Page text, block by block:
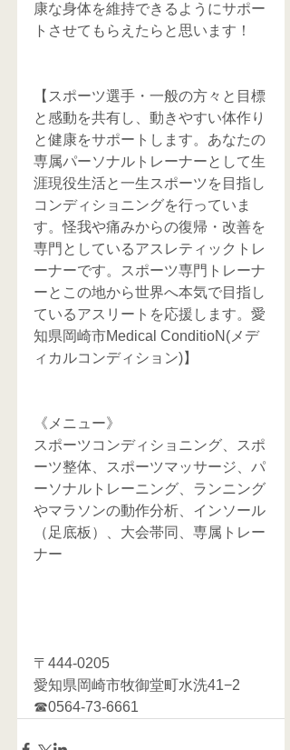
康な身体を維持できるようにサポー
トさせてもらえたらと思います！
【スポーツ選手・一般の方々と目標
と感動を共有し、動きやすい体作り
と健康をサポートします。あなたの
専属パーソナルトレーナーとして生
涯現役生活と一生スポーツを目指し
コンディショニングを行っていま
す。怪我や痛みからの復帰・改善を
専門としているアスレティックトレ
ーナーです。スポーツ専門トレーナ
ーとこの地から世界へ本気で目指し
ているアスリートを応援します。愛
知県岡崎市Medical ConditioN(メデ
ィカルコンディション)】
《メニュー》
スポーツコンディショニング、スポ
ーツ整体、スポーツマッサージ、パ
ーソナルトレーニング、ランニング
やマラソンの動作分析、インソール
（足底板）、大会帯同、専属トレー
ナー
〒444-0205
愛知県岡崎市牧御堂町水洗41−2
☎0564-73-6661